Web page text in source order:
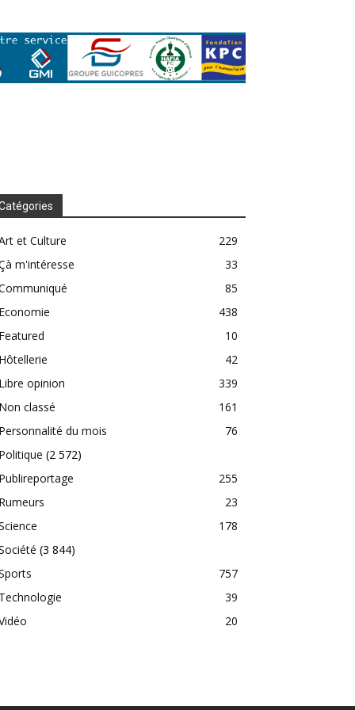
et Culture
229
m'intéresse
33
85
438
10
42
opinion
339
classé
161
du mois
76
(2 572)
255
23
178
(3 844)
757
39
20